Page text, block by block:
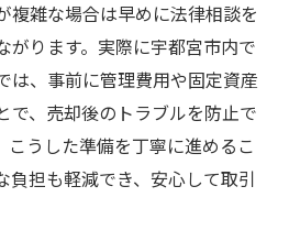
複雑な場合は早めに法律相談を
がります。実際に宇都宮市内で
は、事前に管理費用や固定資産
で、売却後のトラブルを防止で
こうした準備を丁寧に進めるこ
負担も軽減でき、安心して取引